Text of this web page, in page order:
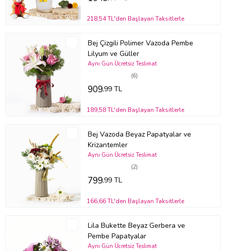
klorsuz ve dinlenmiş su ile değiştirmek çiçeklerinizin ömrünü
uzatmanızı sağlayacaktır. Solan veya kuruyan çiçekleri temizleyerek
diğer çiçeklerin daha uzun süre taze kalmasını sağlayabilirsiniz.
alanlar ürünün özel tür olmasından kaynaklı olup güle ait bir kusur
teşkil etmemektedir.
Stok durumuna göre ürünlerde ufak değişiklikler olabilir.
Ürün Kodu:bmb217
218,54 TL'den Başlayan Taksitlerle
Bej Çizgili Polimer Vazoda Pembe
Lilyum ve Güller
(6)
Aynı Gün Ücretsiz Teslimat
909,99 TL
189,58 TL'den Başlayan Taksitlerle
Bej Vazoda Beyaz Papatyalar ve
Krizantemler
(2)
Aynı Gün Ücretsiz Teslimat
799,99 TL
166,66 TL'den Başlayan Taksitlerle
Lila Bukette Beyaz Gerbera ve
Pembe Papatyalar
Aynı Gün Ücretsiz Teslimat